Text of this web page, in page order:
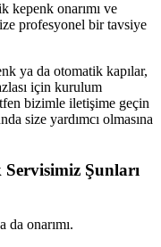
kepenk onarımı ve
profesyonel bir tavsiye
ya da otomatik kapılar,
için kurulum
bizimle iletişime geçin
size yardımcı olmasına
Şunları
onarımı.